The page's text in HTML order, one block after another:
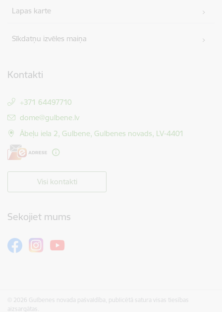
Lapas karte
Sīkdatņu izvēles maiņa
Kontakti
+371 64497710
E-pasts:
dome@gulbene.lv
Ābeļu iela 2, Gulbene, Gulbenes novads, LV-4401
Visi kontakti
Sekojiet mums
© 2026 Gulbenes novada pašvaldība, publicētā satura visas tiesības
aizsargātas.